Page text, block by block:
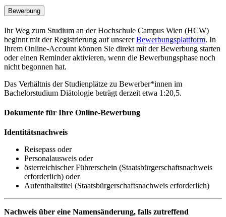
Bewerbung
Ihr Weg zum Studium an der Hochschule Campus Wien (HCW)
beginnt mit der Registrierung auf unsererBewerbungsplattform. In
Ihrem Online-Account können Sie direkt mit der Bewerbung starten
oder einen Reminder aktivieren, wenn die Bewerbungsphase noch
nicht begonnen hat.
Das Verhältnis der Studienplätze zu Bewerber*innen im
Bachelorstudium Diätologie beträgt derzeit etwa 1:20,5.
Dokumente für Ihre Online-Bewerbung
Identitätsnachweis
Reisepass oder
Personalausweis oder
österreichischer Führerschein (Staatsbürgerschaftsnachweis
erforderlich) oder
Aufenthaltstitel (Staatsbürgerschaftsnachweis erforderlich)
Nachweis über eine Namensänderung, falls zutreffend